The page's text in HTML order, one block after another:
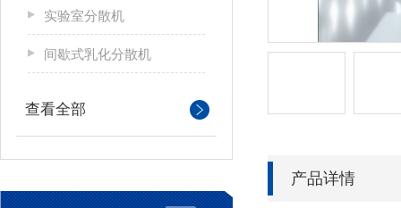
实验室分散机
间歇式乳化分散机
查看全部
产品详情